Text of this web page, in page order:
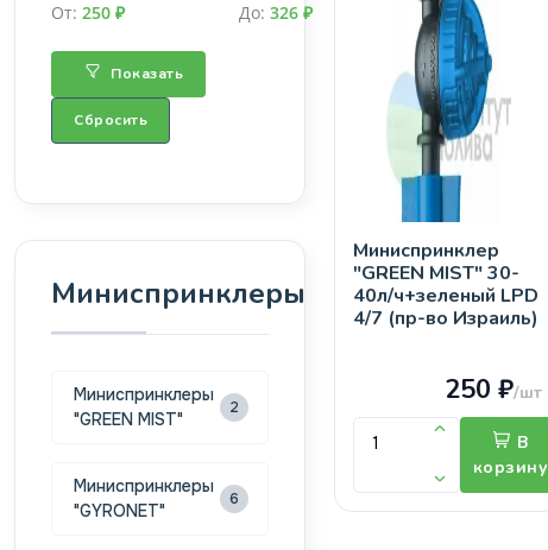
От:250 ₽ До:326 ₽
Показать
Сбросить
Миниспринклеры
Миниспринклеры
"GREEN MIST"
2
Миниспринклеры
"GYRONET"
6
Миниспринклер
"GREEN MIST" 30-
40л/ч+зеленый LPD
4/7 (пр-во Израиль)
250 ₽/шт
В
корзину